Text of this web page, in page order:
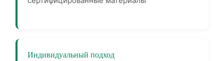
Индивидуальный подход